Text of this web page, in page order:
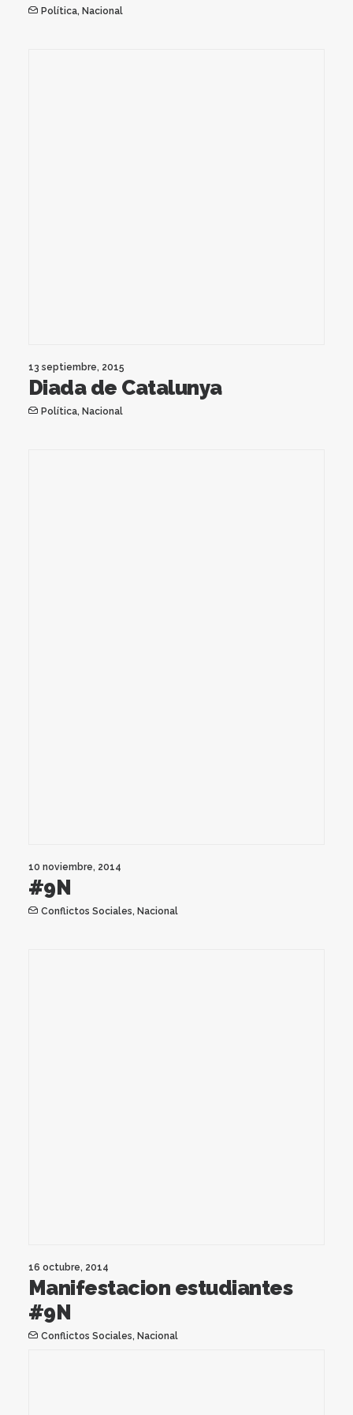
Política, Nacional
13 septiembre, 2015
Diada de Catalunya
Política, Nacional
10 noviembre, 2014
#9N
Conflictos Sociales, Nacional
16 octubre, 2014
Manifestacion estudiantes
#9N
Conflictos Sociales, Nacional